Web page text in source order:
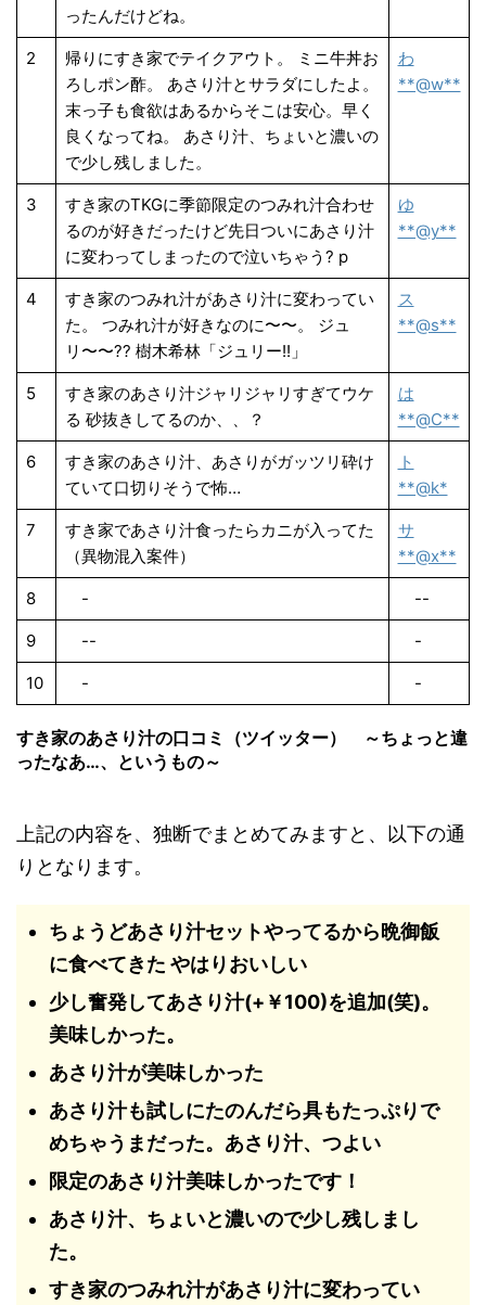
ったんだけどね。
2
帰りにすき家でテイクアウト。 ミニ牛丼お
ろしポン酢。 あさり汁とサラダにしたよ。
末っ子も食欲はあるからそこは安心。早く
良くなってね。 あさり汁、ちょいと濃いの
で少し残しました。
わ
**@w**
3
すき家のTKGに季節限定のつみれ汁合わせ
るのが好きだったけど先日ついにあさり汁
に変わってしまったので泣いちゃう? p
ゆ
**@y**
4
すき家のつみれ汁があさり汁に変わってい
た。 つみれ汁が好きなのに〜〜。 ジュ
リ〜〜?? 樹木希林「ジュリー!!」
ス
**@s**
5
すき家のあさり汁ジャリジャリすぎてウケ
る 砂抜きしてるのか、、？
は
**@C**
6
すき家のあさり汁、あさりがガッツリ砕け
ていて口切りそうで怖…
ト
**@k*
7
すき家であさり汁食ったらカニが入ってた
（異物混入案件）
サ
**@x**
8 - --
9 -- -
10 - -
すき家のあさり汁の口コミ（ツイッター） ～ちょっと違
ったなあ…、というもの～
上記の内容を、独断でまとめてみますと、以下の通
りとなります。
ちょうどあさり汁セットやってるから晩御飯
に食べてきた やはりおいしい
少し奮発してあさり汁(+￥100)を追加(笑)。
美味しかった。
あさり汁が美味しかった
あさり汁も試しにたのんだら具もたっぷりで
めちゃうまだった。あさり汁、つよい
限定のあさり汁美味しかったです！
あさり汁、ちょいと濃いので少し残しまし
た。
すき家のつみれ汁があさり汁に変わってい